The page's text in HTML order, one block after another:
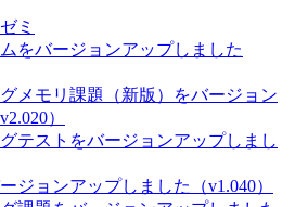
ミ
をバージョンアップしました
メモリ課題（新版）をバージョン
）
テストをバージョンアップしまし
ジョンアップしました（v1.040）